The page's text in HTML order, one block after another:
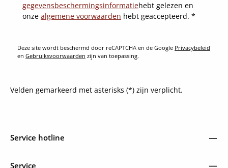
gegevensbeschermingsinformatiehebt gelezen en
onze algemene voorwaarden hebt geaccepteerd. *
Deze site wordt beschermd door reCAPTCHA en de Google Privacybeleid
en Gebruiksvoorwaarden zijn van toepassing.
Velden gemarkeerd met asterisks (*) zijn verplicht.
Service hotline
Service